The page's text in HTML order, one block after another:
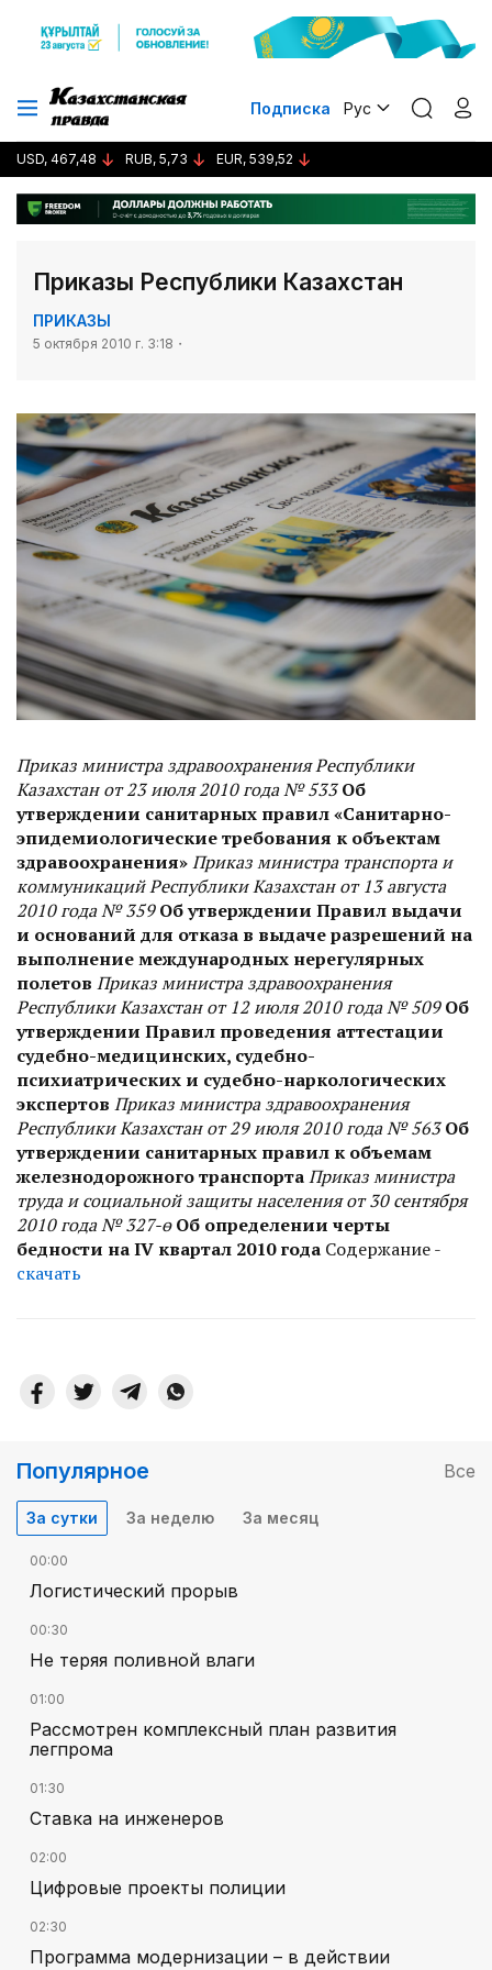
Подписка Рус
USD, 467,48 RUB, 5,73 EUR, 539,52
Приказы Республики Казахстан
ПРИКАЗЫ
5 октября 2010 г. 3:18
Приказ министра здравоохранения Республики
Казахстан от 23 июля 2010 года № 533 Об
утверждении санитарных правил «Санитарно-
эпидемиологические требования к объектам
здравоохранения»Приказ министра транспорта и
коммуникаций Республики Казахстан от 13 августа
2010 года № 359 Об утверждении Правил выдачи
и оснований для отказа в выдаче разрешений на
выполнение международных нерегулярных
полетов Приказ министра здравоохранения
Республики Казахстан от 12 июля 2010 года № 509 Об
утверждении Правил проведения аттестации
судебно-медицинских, судебно-
психиатрических и судебно-наркологических
экспертов Приказ министра здравоохранения
Республики Казахстан от 29 июля 2010 года № 563 Об
утверждении санитарных правил к объемам
железнодорожного транспортаПриказ министра
труда и социальной защиты населения от 30 сентября
2010 года № 327-ө Об определении черты
бедности на IV квартал 2010 года Содержание -
скачать
Популярное Все
За сутки За неделю За месяц
00:00
Логистический прорыв
00:30
Не теряя поливной влаги
01:00
Рассмотрен комплексный план развития
легпрома
01:30
Ставка на инженеров
02:00
Цифровые проекты полиции
02:30
Программа модернизации – в действии